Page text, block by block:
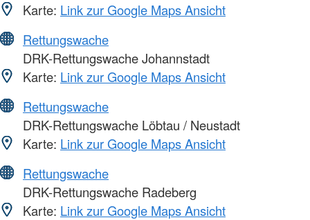
Karte: Link zur Google Maps Ansicht
Rettungswache
DRK-Rettungswache Johannstadt
Karte: Link zur Google Maps Ansicht
Rettungswache
DRK-Rettungswache Löbtau / Neustadt
Karte: Link zur Google Maps Ansicht
Rettungswache
DRK-Rettungswache Radeberg
Karte: Link zur Google Maps Ansicht